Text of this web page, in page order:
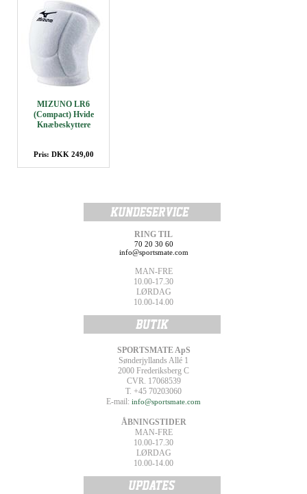
MIZUNO LR6
(Compact) Hvide
Knæbeskyttere
Pris: DKK 249,00
RING TIL
70 20 30 60
info@sportsmate.com
MAN-FRE
10.00-17.30
LØRDAG
10.00-14.00
SPORTSMATE ApS
Sønderjyllands Allé 1
2000 Frederiksberg C
CVR. 17068539
T. +45 70203060
E-mail: info@sportsmate.com
ÅBNINGSTIDER
MAN-FRE
10.00-17.30
LØRDAG
10.00-14.00